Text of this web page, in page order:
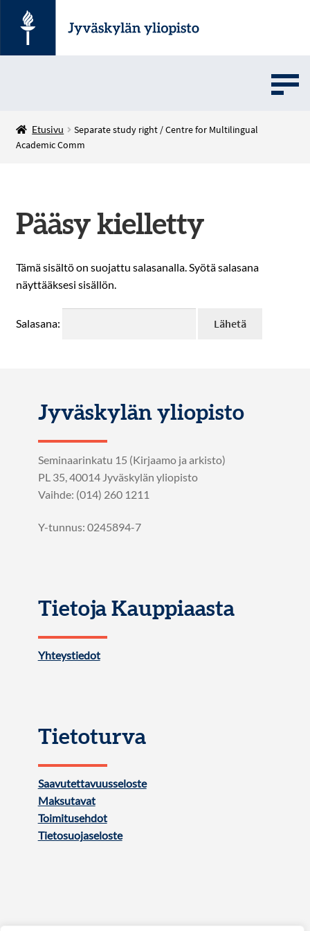
UMOVE
Etusivu
Separate study right / Centre for Multilingual
Academic Comm
Pääsy kielletty
Tämä sisältö on suojattu salasanalla. Syötä salasana
näyttääksesi sisällön.
Salasana:
Jyväskylän yliopisto
Seminaarinkatu 15 (Kirjaamo ja arkisto)
PL 35, 40014 Jyväskylän yliopisto
Vaihde: (014) 260 1211
Y-tunnus: 0245894-7
Tietoja Kauppiaasta
Yhteystiedot
Tietoturva
Saavutettavuusseloste
Maksutavat
Toimitusehdot
Tietosuojaseloste